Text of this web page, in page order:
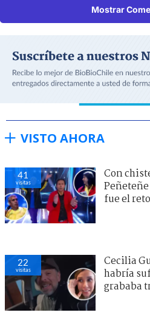
Mostrar
VISTO AHORA
41
visitas
Con
fue el
22
visitas
Cecilia
habría
grababa